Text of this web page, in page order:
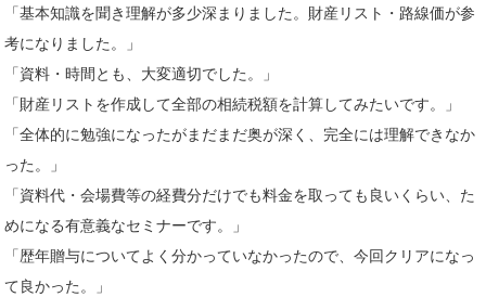
「基本知識を聞き理解が多少深まりました。財産リスト・路線価が参
考になりました。」
「資料・時間とも、大変適切でした。」
「財産リストを作成して全部の相続税額を計算してみたいです。」
「全体的に勉強になったがまだまだ奥が深く、完全には理解できなか
った。」
「資料代・会場費等の経費分だけでも料金を取っても良いくらい、た
めになる有意義なセミナーです。」
「歴年贈与についてよく分かっていなかったので、今回クリアになっ
て良かった。」